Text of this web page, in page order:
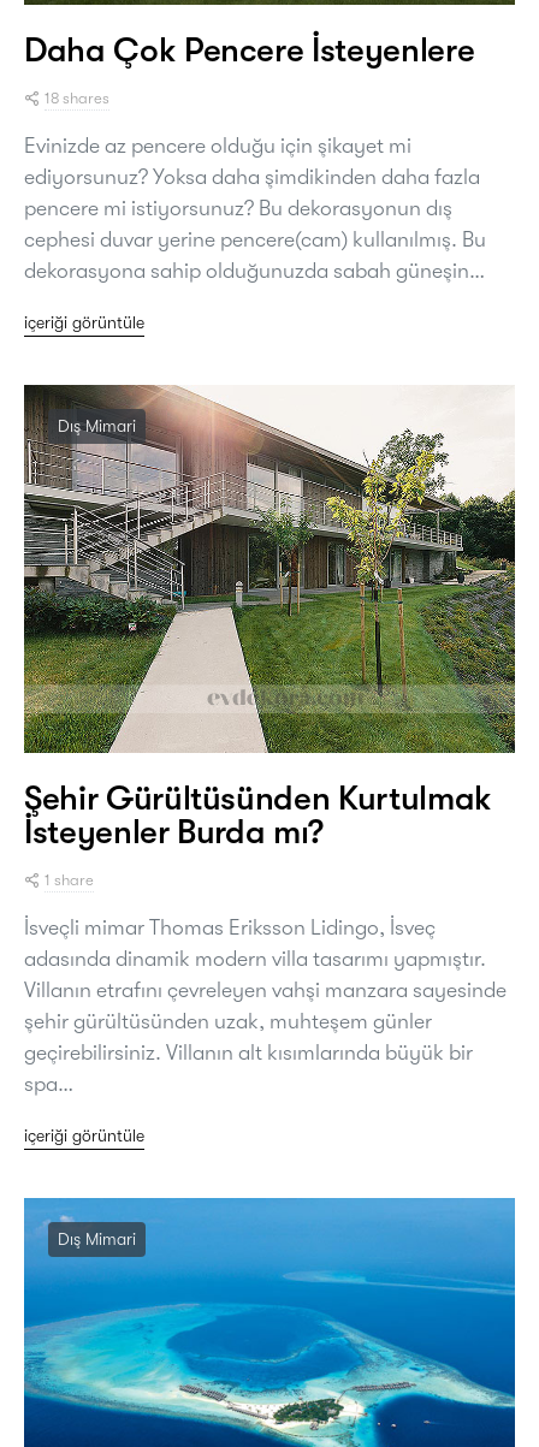
Daha Çok Pencere İsteyenlere
18 shares
Evinizde az pencere olduğu için şikayet mi
ediyorsunuz? Yoksa daha şimdikinden daha fazla
pencere mi istiyorsunuz? Bu dekorasyonun dış
cephesi duvar yerine pencere(cam) kullanılmış. Bu
dekorasyona sahip olduğunuzda sabah güneşin…
içeriği görüntüle
Dış Mimari
Şehir Gürültüsünden Kurtulmak
İsteyenler Burda mı?
1 share
İsveçli mimar Thomas Eriksson Lidingo, İsveç
adasında dinamik modern villa tasarımı yapmıştır.
Villanın etrafını çevreleyen vahşi manzara sayesinde
şehir gürültüsünden uzak, muhteşem günler
geçirebilirsiniz. Villanın alt kısımlarında büyük bir
spa…
içeriği görüntüle
Dış Mimari